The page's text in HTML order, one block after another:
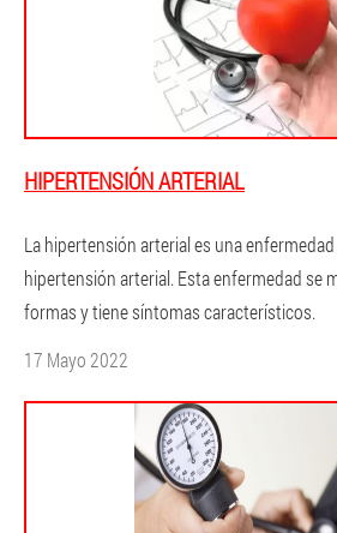
HIPERTENSIÓN ARTERIAL
La hipertensión arterial es una
hipertensión arterial. Esta enfermedad se
formas y tiene síntomas característicos.
17 Mayo 2022